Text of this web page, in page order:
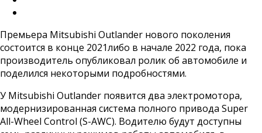
Премьера Mitsubishi Outlander нового поколения
состоится в конце 2021либо в начале 2022 года, пока
производитель опубликовал ролик об автомобиле и
поделился некоторыми подробностями.
У Mitsubishi Outlander появится два электромотора,
модернизированная система полного привода Super
All-Wheel Control (S-AWC). Водителю будут доступны